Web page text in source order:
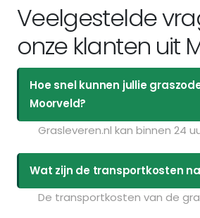
Veelgestelde
onze klanten uit
Hoe snel kunnen jullie
Moorveld?
Wat zijn de transportkosten